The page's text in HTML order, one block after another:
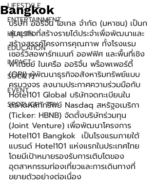
LIFESTYLE
ENTERTAINMENT
HEALTH
EDUCATION
IMPACT
SOCIETY
EVENT
SPOTLIGHT TRY
Bangkok
บริษัท ออริจิ้น โฮเทล จำกัด (มหาชน) เป็นก
ลุ่มธุรกิจที่สร้างรายได้ประจำเพื่อพัฒนาและ
สร้างสรรค์โครงการคุณภาพ ทั้งโรงแรม
เซอร์วิสอพาร์ทเมนท์ ออฟฟิศ และพื้นที่เชิง
พาณิชย์ ในเครือ ออริจิ้น พร็อพเพอร์ตี้
(ORI) ผู้พัฒนาธุรกิจอสังหาริมทรัพย์แบบ
ครบวงจร ลงนามประกาศความร่วมมือกับ
Hotel101 Global บริษัทจดทะเบียนใน
ตลาดหลักทรัพย์ Nasdaq สหรัฐอเมริกา
(Ticker: HBNB) จัดตั้งบริษัทร่วมทุน
(Joint Venture) เพื่อพัฒนาโครงการ
Hotel101 Bangkok  เป็นโรงแรมภายใต้
แบรนด์ Hotel101 แห่งแรกในประเทศไทย
โดยมีเป้าหมายรองรับการเติบโตของ
อุตสาหกรรมท่องเที่ยวและการเดินทางที่
ขยายตัวอย่างต่อเนื่อง